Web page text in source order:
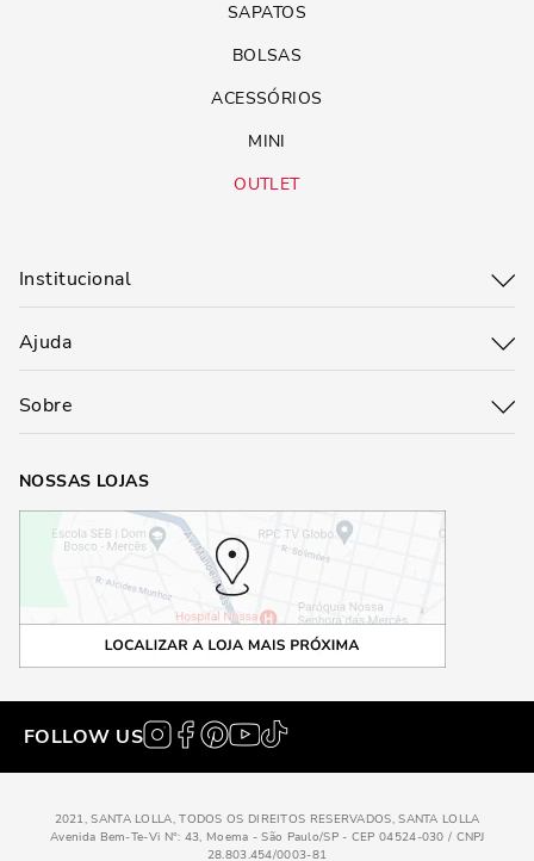
SAPATOS
BOLSAS
ACESSÓRIOS
MINI
OUTLET
Institucional
Ajuda
Sobre
NOSSAS LOJAS
FOLLOW US
2021, SANTA LOLLA, TODOS OS DIREITOS RESERVADOS, SANTA LOLLA
Avenida Bem-Te-Vi N°: 43, Moema - São Paulo/SP - CEP 04524-030 / CNPJ
28.803.454/0003-81